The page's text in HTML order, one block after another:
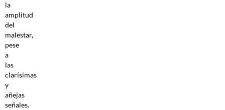
la
amplitud
del
malestar,
pese
a
las
clarísimas
y
añejas
señales.